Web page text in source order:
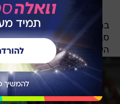
בהתאחדות הגרמנית מתקיימים
השחקנים של יוליאן נאגלסמן